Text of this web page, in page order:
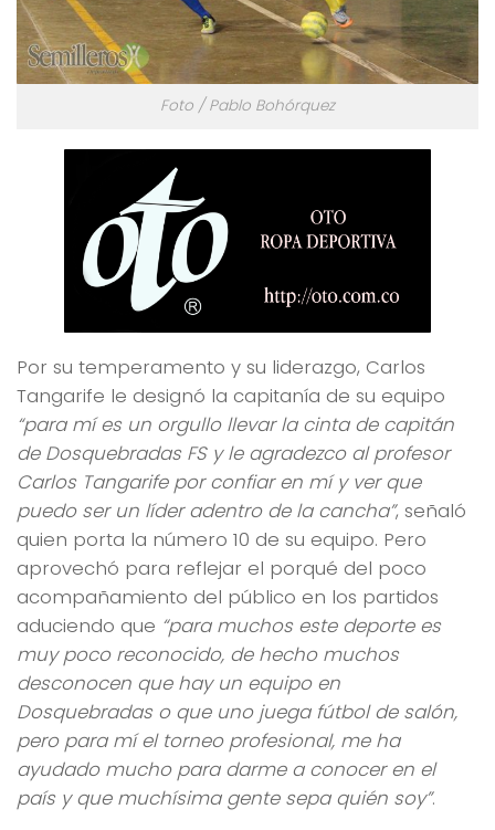
Foto / Pablo Bohórquez
Por su temperamento y su liderazgo, Carlos
Tangarife le designó la capitanía de su equipo
“para mí es un orgullo llevar la cinta de capitán
de Dosquebradas FS y le agradezco al profesor
Carlos Tangarife por confiar en mí y ver que
puedo ser un líder adentro de la cancha”, señaló
quien porta la número 10 de su equipo. Pero
aprovechó para reflejar el porqué del poco
acompañamiento del público en los partidos
aduciendo que “para muchos este deporte es
muy poco reconocido, de hecho muchos
desconocen que hay un equipo en
Dosquebradas o que uno juega fútbol de salón,
pero para mí el torneo profesional, me ha
ayudado mucho para darme a conocer en el
país y que muchísima gente sepa quién soy”.